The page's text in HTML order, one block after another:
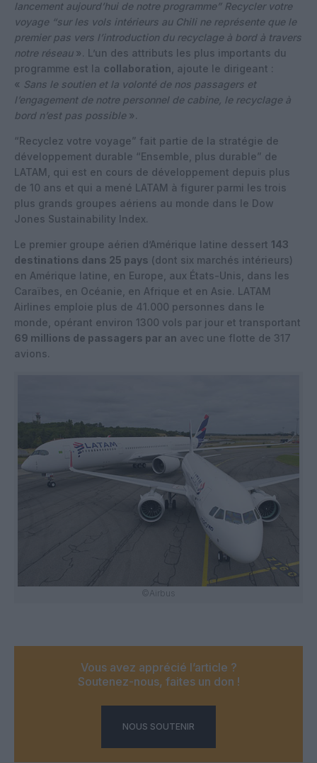
lancement aujourd’hui de notre programme” Recycler votre
voyage “sur les vols intérieurs au Chili ne représente que le
premier pas vers l’introduction du recyclage à bord à travers
notre réseau». L’un des attributs les plus importants du
programme est la collaboration , ajoute le dirigeant :
« Sans le soutien et la volonté de nos passagers et
l’engagement de notre personnel de cabine, le recyclage à
bord n’est pas possible ».
“Recyclez votre voyage” fait partie de la stratégie de
développement durable “Ensemble, plus durable” de
LATAM, qui est en cours de développement depuis plus
de 10 ans et qui a mené LATAM à figurer parmi les trois
plus grands groupes aériens au monde dans le Dow
Jones Sustainability Index.
Le premier groupe aérien d’Amérique latine dessert 143
destinations dans 25 pays (dont six marchés intérieurs)
en Amérique latine, en Europe, aux États-Unis, dans les
Caraïbes, en Océanie, en Afrique et en Asie. LATAM
Airlines emploie plus de 41.000 personnes dans le
monde, opérant environ 1300 vols par jour et transportant
69 millions de passagers par an avec une flotte de 317
avions.
©Airbus
Vous avez apprécié l’article ?
Soutenez-nous, faites un don !
NOUS SOUTENIR